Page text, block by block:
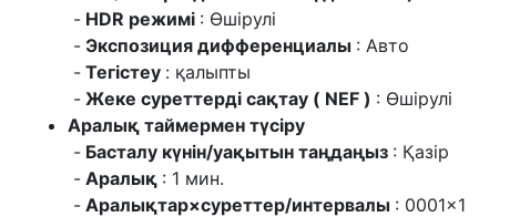
HDR режимі : Өшірулі
Экспозиция дифференциалы : Авто
Тегістеу : қалыпты
Жеке суреттерді сақтау ( NEF ) : Өшірулі
Аралық таймермен түсіру
Басталу күнін/уақытын таңдаңыз : Қазір
Аралық : 1 мин.
Аралықтар×суреттер/интервалы : 0001×1